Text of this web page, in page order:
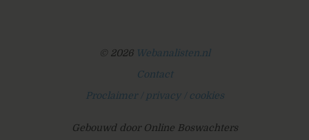
© 2026 Webanalisten.nl
Contact
Proclaimer / privacy / cookies
Gebouwd door Online Boswachters